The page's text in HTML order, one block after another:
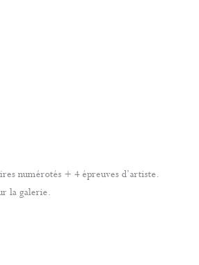
numérotés + 4 épreuves d’artiste.
la galerie.